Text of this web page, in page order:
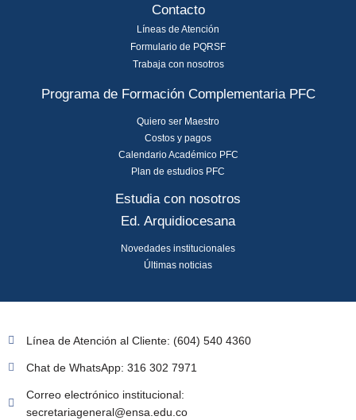
Contacto
Líneas de Atención
Formulario de PQRSF
Trabaja con nosotros
Programa de Formación Complementaria PFC
Quiero ser Maestro
Costos y pagos
Calendario Académico PFC
Plan de estudios PFC
Estudia con nosotros
Ed. Arquidiocesana
Novedades institucionales
Últimas noticias
Línea de Atención al Cliente: (604) 540 4360
Chat de WhatsApp: 316 302 7971
Correo electrónico institucional:
secretariageneral@ensa.edu.co